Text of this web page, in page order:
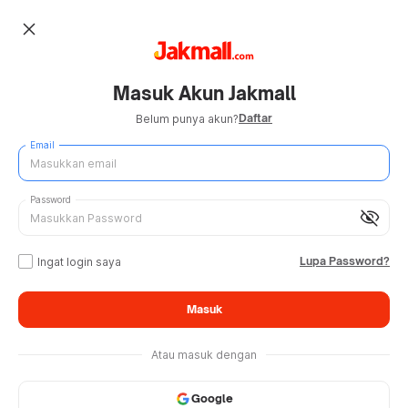
close
Masuk Akun Jakmall
Belum punya akun?Daftar
Email
visibility_off
Password
Ingat login saya Lupa Password?
Masuk
Atau masuk dengan
Google